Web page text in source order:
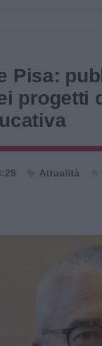
Pisa:
progetti
Attualità